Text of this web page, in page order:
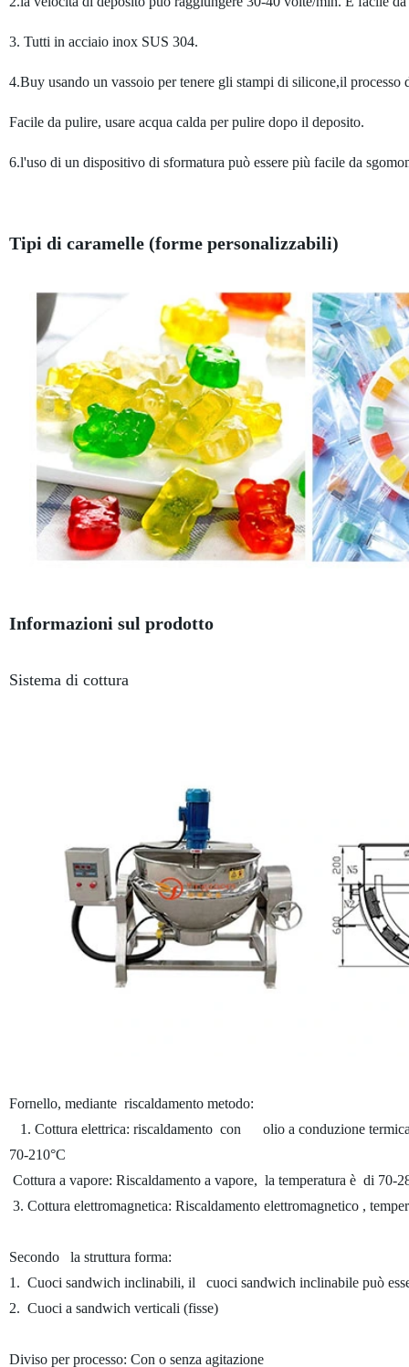
3. Tutti in acciaio inox SUS 304.
4.Buy usando un vassoio per tenere gli stampi di silicone,il processo
Facile da pulire, usare acqua calda per pulire dopo il deposito.
6.l'uso di un dispositivo di sformatura può essere più facile da
Tipi di caramelle (forme personalizzabili)
Informazioni sul prodotto
Sistema di cottura
Fornello, mediante riscaldamento metodo:
1. Cottura elettrica: riscaldamento con olio a conduzione
70-210°C
Cottura a vapore: Riscaldamento a vapore, la temperatura è di 70-
3. Cottura elettromagnetica: Riscaldamento elettromagnetico ,
Secondo la struttura forma:
1. Cuoci sandwich inclinabili, il cuoci sandwich inclinabile può
2. Cuoci a sandwich verticali (fisse)
Diviso per processo: Con o senza agitazione